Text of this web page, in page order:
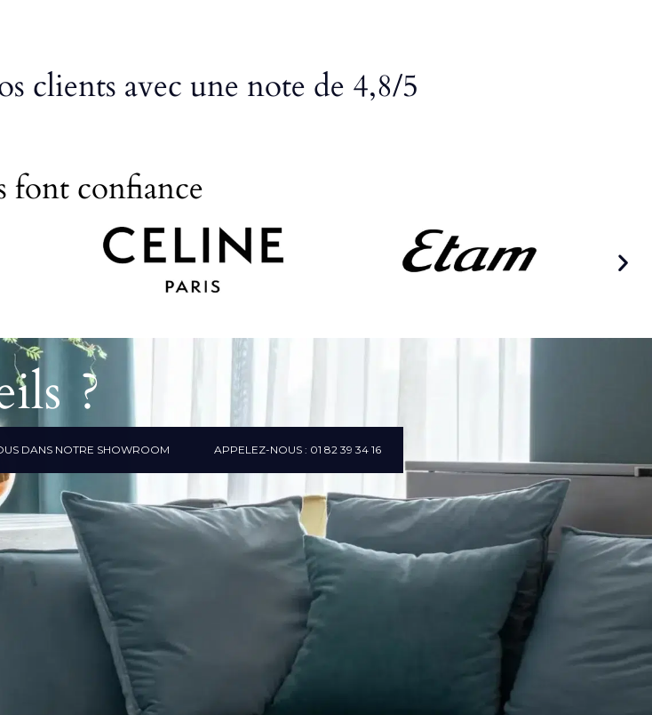
clients avec une note de 4,8/5
font confiance
?
DANS NOTRE SHOWROOM APPELEZ-NOUS : 01 82 39 34 16